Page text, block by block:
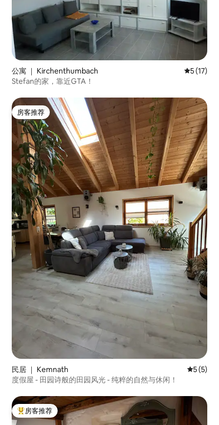
公寓 ｜ Kirchenthumbach 平均评分
5 (17)
Stefan的家，靠近GTA！
房客推荐
房客推荐
民居 ｜ Kemnath 平均评分
5 (5)
度假屋 - 田园诗般的田园风光 - 纯粹的自然与休闲！
热门「房客推荐」
房客推荐